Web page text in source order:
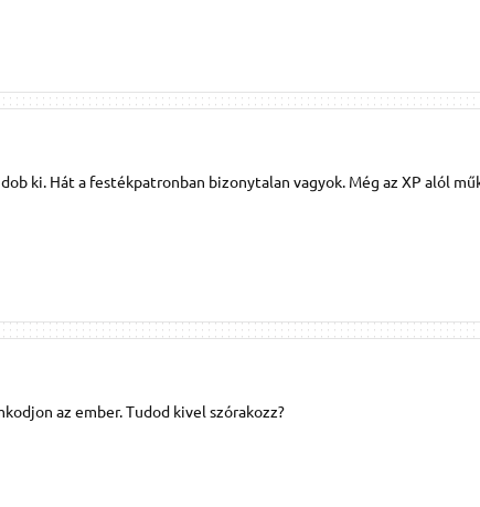
ki. Hát a festékpatronban bizonytalan vagyok. Még az XP alól
az ember. Tudod kivel szórakozz?